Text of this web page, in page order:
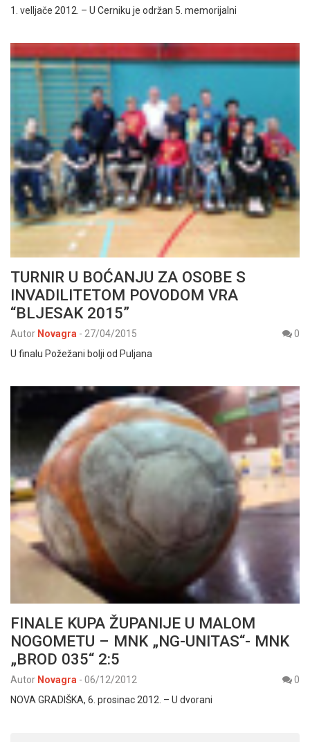
1. velljače 2012. – U Cerniku je održan 5. memorijalni
TURNIR U BOĆANJU ZA OSOBE S
INVADILITETOM POVODOM VRA
“BLJESAK 2015”
Autor Novagra - 27/04/2015
0
U finalu Požežani bolji od Puljana
FINALE KUPA ŽUPANIJE U MALOM
NOGOMETU – MNK „NG-UNITAS“- MNK
„BROD 035“ 2:5
Autor Novagra - 06/12/2012
0
NOVA GRADIŠKA, 6. prosinac 2012. – U dvorani